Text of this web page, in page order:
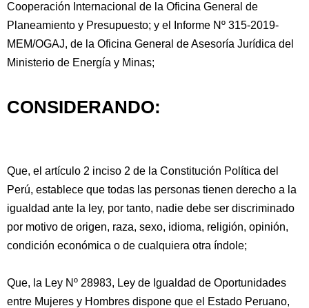
Cooperación Internacional de la Oficina General de
Planeamiento y Presupuesto; y el Informe Nº 315-2019-
MEM/OGAJ, de la Oficina General de Asesoría Jurídica del
Ministerio de Energía y Minas;
CONSIDERANDO:
Que, el artículo 2 inciso 2 de la Constitución Política del
Perú, establece que todas las personas tienen derecho a la
igualdad ante la ley, por tanto, nadie debe ser discriminado
por motivo de origen, raza, sexo, idioma, religión, opinión,
condición económica o de cualquiera otra índole;
Que, la Ley Nº 28983, Ley de Igualdad de Oportunidades
entre Mujeres y Hombres dispone que el Estado Peruano,